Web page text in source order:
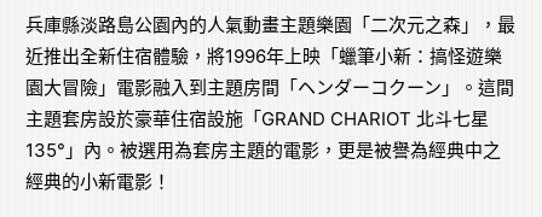
兵庫縣淡路島公園內的人氣動畫主題樂園「二次元之森」，最
近推出全新住宿體驗，將1996年上映「蠟筆小新：搞怪遊樂
園大冒險」電影融入到主題房間「ヘンダーコクーン」。這間
主題套房設於豪華住宿設施「GRAND CHARIOT 北斗七星
135°」內。被選用為套房主題的電影，更是被譽為經典中之
經典的小新電影！